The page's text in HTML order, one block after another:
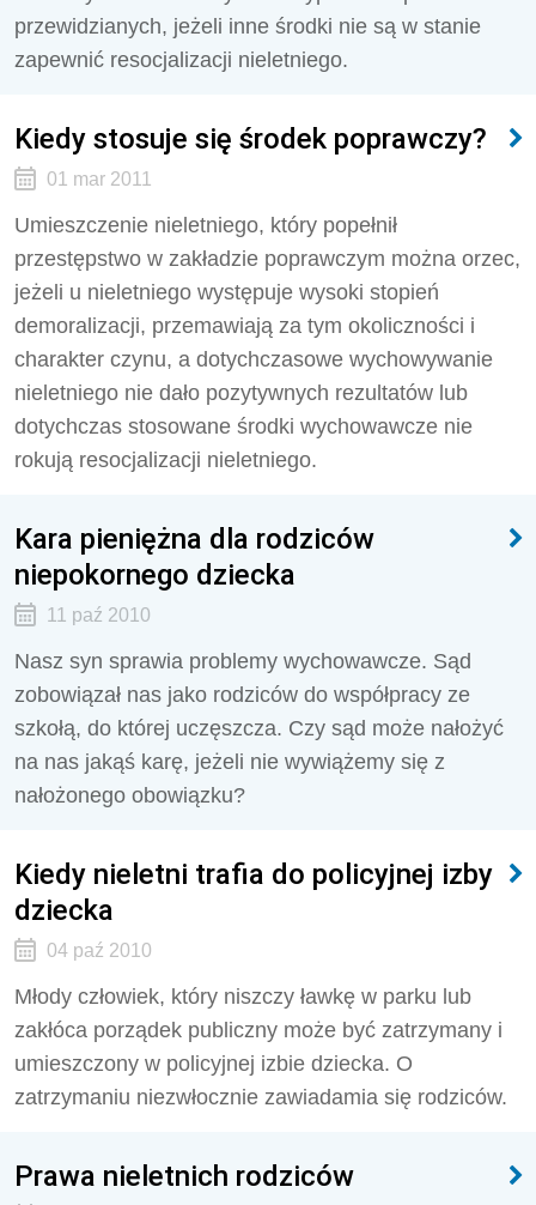
przewidzianych, jeżeli inne środki nie są w stanie
zapewnić resocjalizacji nieletniego.
Kiedy stosuje się środek poprawczy?
01 mar 2011
Umieszczenie nieletniego, który popełnił
przestępstwo w zakładzie poprawczym można orzec,
jeżeli u nieletniego występuje wysoki stopień
demoralizacji, przemawiają za tym okoliczności i
charakter czynu, a dotychczasowe wychowywanie
nieletniego nie dało pozytywnych rezultatów lub
dotychczas stosowane środki wychowawcze nie
rokują resocjalizacji nieletniego.
Kara pieniężna dla rodziców
niepokornego dziecka
11 paź 2010
Nasz syn sprawia problemy wychowawcze. Sąd
zobowiązał nas jako rodziców do współpracy ze
szkołą, do której uczęszcza. Czy sąd może nałożyć
na nas jakąś karę, jeżeli nie wywiążemy się z
nałożonego obowiązku?
Kiedy nieletni trafia do policyjnej izby
dziecka
04 paź 2010
Młody człowiek, który niszczy ławkę w parku lub
zakłóca porządek publiczny może być zatrzymany i
umieszczony w policyjnej izbie dziecka. O
zatrzymaniu niezwłocznie zawiadamia się rodziców.
Prawa nieletnich rodziców